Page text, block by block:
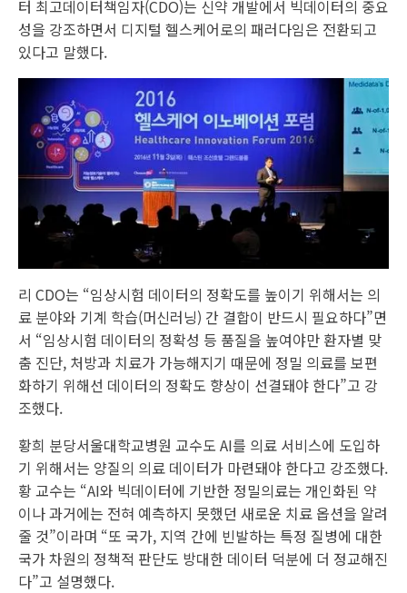
터 최고데이터책임자(CDO)는 신약 개발에서 빅데이터의 중요
성을 강조하면서 디지털 헬스케어로의 패러다임은 전환되고
있다고 말했다.
리 CDO는 “임상시험 데이터의 정확도를 높이기 위해서는 의
료 분야와 기계 학습(머신러닝) 간 결합이 반드시 필요하다”면
서 “임상시험 데이터의 정확성 등 품질을 높여야만 환자별 맞
춤 진단, 처방과 치료가 가능해지기 때문에 정밀 의료를 보편
화하기 위해선 데이터의 정확도 향상이 선결돼야 한다”고 강
조했다.
황희 분당서울대학교병원 교수도 AI를 의료 서비스에 도입하
기 위해서는 양질의 의료 데이터가 마련돼야 한다고 강조했다.
황 교수는 “AI와 빅데이터에 기반한 정밀의료는 개인화된 약
이나 과거에는 전혀 예측하지 못했던 새로운 치료 옵션을 알려
줄 것”이라며 “또 국가, 지역 간에 빈발하는 특정 질병에 대한
국가 차원의 정책적 판단도 방대한 데이터 덕분에 더 정교해진
다”고 설명했다.